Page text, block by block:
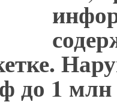
до 1 млн